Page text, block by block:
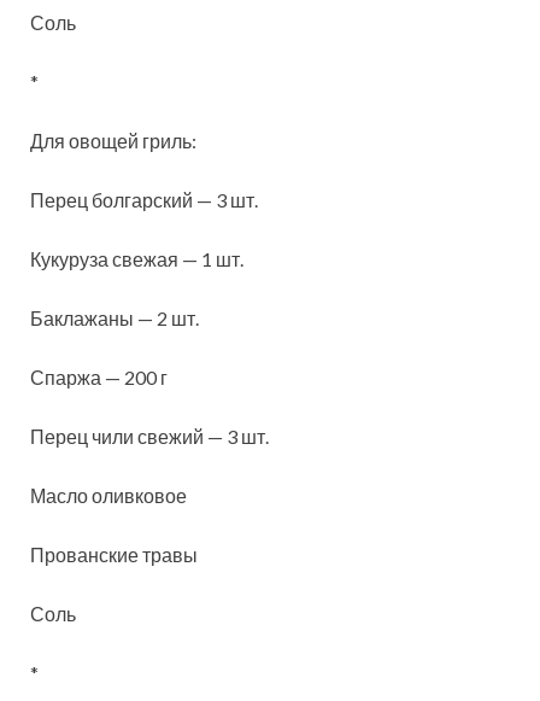
Соль
*
Для овощей гриль:
Перец болгарский — 3 шт.
Кукуруза свежая — 1 шт.
Баклажаны — 2 шт.
Спаржа — 200 г
Перец чили свежий — 3 шт.
Масло оливковое
Прованские травы
Соль
*